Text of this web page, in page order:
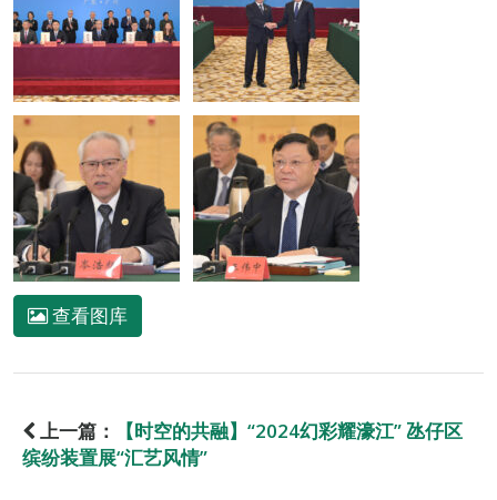
查看图库
上一篇：
【时空的共融】“2024幻彩耀濠江” 氹仔区
缤纷装置展“汇艺风情”